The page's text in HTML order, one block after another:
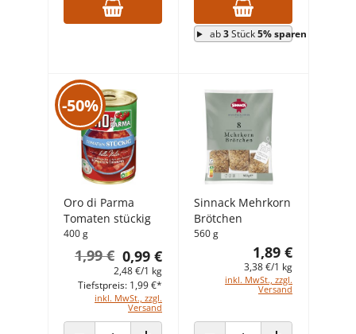
ab3Stück5% sparen
-50%
Oro di Parma
Tomaten stückig
400 g
0,99 €
1,99 €
2,48 €/1 kg
inkl. MwSt., zzgl.
Versand
Tiefstpreis: 1,99 €*
Sinnack Mehrkorn
Brötchen
560 g
1,89 €
3,38 €/1 kg
inkl. MwSt., zzgl.
Versand